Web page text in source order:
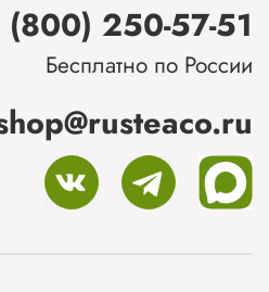
(800) 250-57-51
Бесплатно по России